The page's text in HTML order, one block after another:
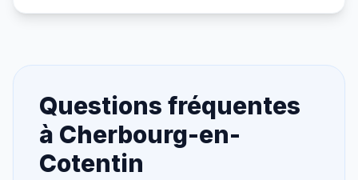
Questions fréquentes
à Cherbourg-en-
Cotentin